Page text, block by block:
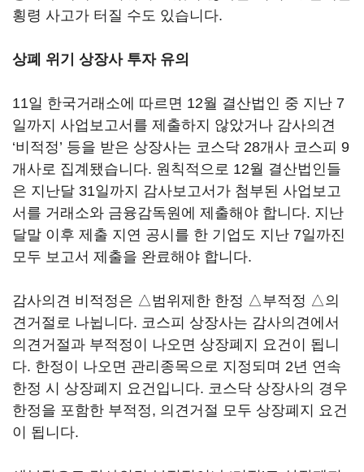
횡령 사고가 터질 수도 있습니다.
상폐 위기 상장사 투자 유의
11일 한국거래소에 따르면 12월 결산법인 중 지난 7
일까지 사업보고서를 제출하지 않았거나 감사의견
‘비적정’ 등을 받은 상장사는 코스닥 28개사 코스피 9
개사로 집계됐습니다. 원칙적으로 12월 결산법인들
은 지난달 31일까지 감사보고서가 첨부된 사업보고
서를 거래소와 금융감독원에 제출해야 합니다. 지난
달말 이후 제출 지연 공시를 한 기업도 지난 7일까진
모두 보고서 제출을 완료해야 합니다.
감사의견 비적정은 △범위제한 한정 △부적정 △의
견거절로 나뉩니다. 코스피 상장사는 감사의견에서
의견거절과 부적정이 나오면 상장폐지 요건이 됩니
다. 한정이 나오면 관리종목으로 지정되며 2년 연속
한정 시 상장폐지 요건입니다. 코스닥 상장사의 경우
한정을 포함한 부적정, 의견거절 모두 상장폐지 요건
이 됩니다.